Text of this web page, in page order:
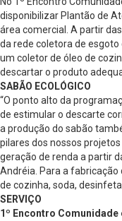
disponibilizar Plantão de
área comercial. A partir
da rede coletora de
um coletor de óleo de
descartar o produto
SABÃO ECOLÓGICO
“O ponto alto da
de estimular o descarte
a produção do sabão
pilares dos nossos
geração de renda a partir
Andréia. Para a fabricação
de cozinha, soda,
SERVIÇO
1º Encontro Comunidade